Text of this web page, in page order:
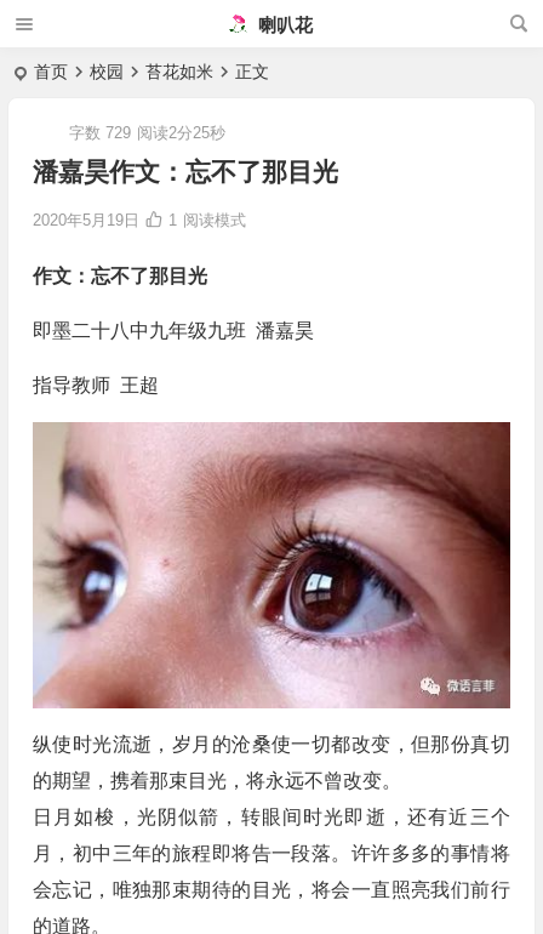
喇叭花
首页 校园 苔花如米 正文
潘嘉昊作文：忘不了那目光
2020年5月19日 1
字数 729 阅读2分25秒
阅读模式
作文：忘不了那目光
即墨二十八中九年级九班 潘嘉昊
指导教师 王超
纵使时光流逝，岁月的沧桑使一切都改变，但那份真切
的期望，携着那束目光，将永远不曾改变。
日月如梭，光阴似箭，转眼间时光即逝，还有近三个
月，初中三年的旅程即将告一段落。许许多多的事情将
会忘记，唯独那束期待的目光，将会一直照亮我们前行
的道路。